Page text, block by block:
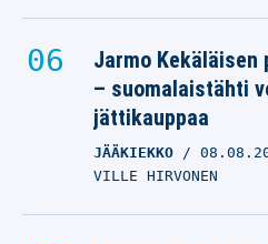
Jarmo Kekäläisen
– suomalaistähti
jättikauppaa
JÄÄKIEKKO
VILLE HIRVONEN